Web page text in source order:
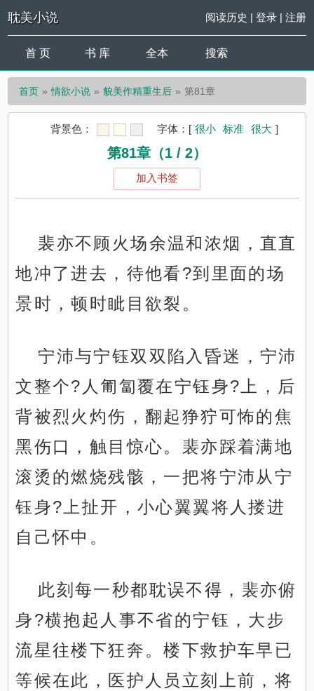
耽美小说 阅读历史 | 登录| 注册
首 页 书 库 全本 搜索
首页 情欲小说 貌美作精重生后 第81章
背景色： 字体： [ 很小 标准 很大 ]
第81章（1 / 2）
加入书签
裴亦不顾火场余温和浓烟，直直
地冲了进去，待他看?到里面的场
景时，顿时眦目欲裂。
宁沛与宁钰双双陷入昏迷，宁沛
文整个?人匍匐覆在宁钰身?上，后
背被烈火灼伤，翻起狰狞可怖的焦
黑伤口，触目惊心。裴亦踩着满地
滚烫的燃烧残骸，一把将宁沛从宁
钰身?上扯开，小心翼翼将人搂进
自己怀中。
此刻每一秒都耽误不得，裴亦俯
身?横抱起人事不省的宁钰，大步
流星往楼下狂奔。楼下救护车早已
等候在此，医护人员立刻上前，将